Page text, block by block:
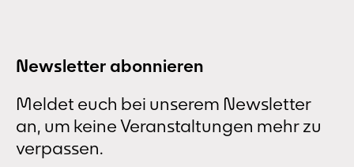
Newsletter abonnieren
Meldet euch bei unserem Newsletter
an, um keine Veranstaltungen mehr zu
verpassen.